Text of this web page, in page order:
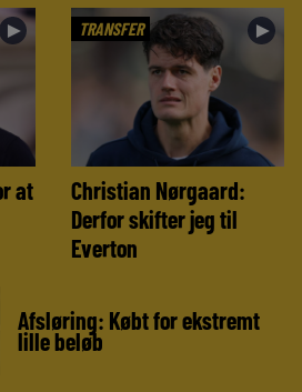
►
at
TRANSFER ►
Christian Nørgaard:
Derfor skifter jeg til
Everton
Afsløring: Købt for ekstremt
lille beløb